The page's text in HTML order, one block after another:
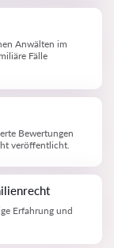
Anwälten im
Fälle
Bewertungen
veröffentlicht.
Erfahrung und